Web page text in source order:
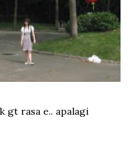
gt rasa e.. apalagi